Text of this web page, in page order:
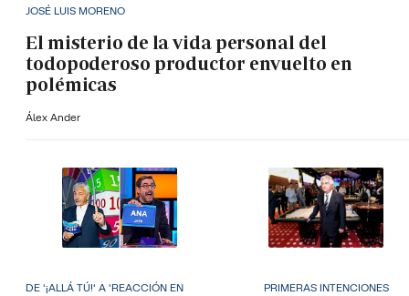
JOSÉ LUIS MORENO
El misterio de la vida personal del
todopoderoso productor envuelto en
polémicas
Álex Ander
DE '¡ALLÁ TÚ!' A 'REACCIÓN EN
PRIMERAS INTENCIONES